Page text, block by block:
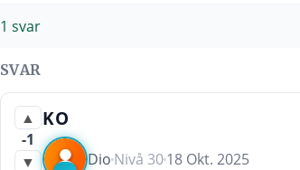
1 svar
SVAR
▲
-1
▼
KO
Dio Nivå 3018 Okt. 2025